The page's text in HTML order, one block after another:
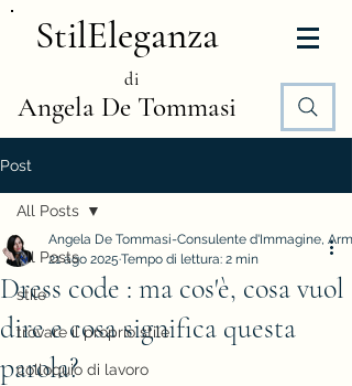
StilEleganza
di
Angela De Tommasi
Post
All Posts
stile
trovare il proprio stile
colloquio di lavoro
All Posts
Dress code : ma cos'è, cosa vuol
dire e cosa significa questa
parola?
Angela De Tommasi-Consulente d'Immagine,
21 ago 2025 Tempo di lettura: 2 min